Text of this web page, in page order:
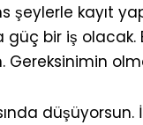
kayıt
bir iş olacak.